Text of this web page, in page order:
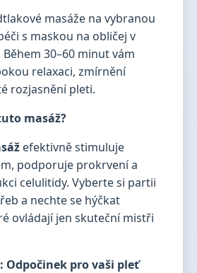
masáže na vybranou
s maskou na obličej v
30–60 minut vám
relaxaci, zmírnění
rozjasnění pleti.
masáž?
efektivně stimuluje
podporuje prokrvení a
celulitidy. Vyberte si partii
a nechte se hýčkat
ovládají jen skuteční mistři
Odpočinek pro vaši pleť